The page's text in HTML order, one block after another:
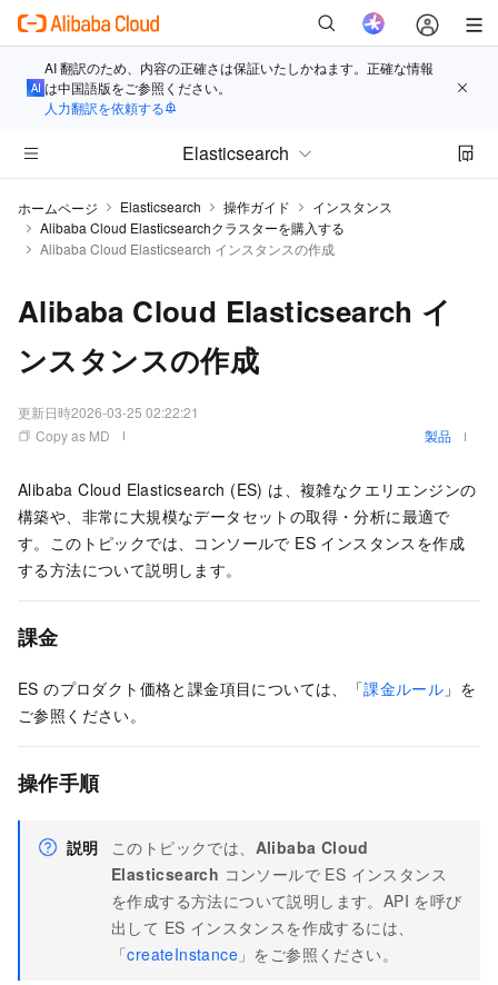
AI 翻訳のため、内容の正確さは保証いたしかねます。正確な情報
は中国語版をご参照ください。
人力翻訳を依頼する
Elasticsearch
ホームページ Elasticsearch 操作ガイド
インスタンス
Alibaba Cloud Elasticsearchクラスターを購入する
Alibaba Cloud Elasticsearch インスタンスの作成
Alibaba Cloud Elasticsearch イ
ンスタンスの作成
更新日時2026-03-25 02:22:21
Copy as MD
製品
Alibaba Cloud Elasticsearch (ES) は、複雑なクエリエンジンの
構築や、非常に大規模なデータセットの取得・分析に最適で
す。このトピックでは、コンソールで ES インスタンスを作成
する方法について説明します。
課金
ES のプロダクト価格と課金項目については、「課金ルール 」を
ご参照ください。
操作手順
説明 このトピックでは、 Alibaba Cloud
Elasticsearch コンソールで ES インスタンス
を作成する方法について説明します。API を呼び
出して ES インスタンスを作成するには、
「createInstance 」をご参照ください。